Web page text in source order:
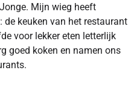
Mijn wieg heeft
de keuken van het restaurant
voor lekker eten letterlijk
goed koken en namen ons